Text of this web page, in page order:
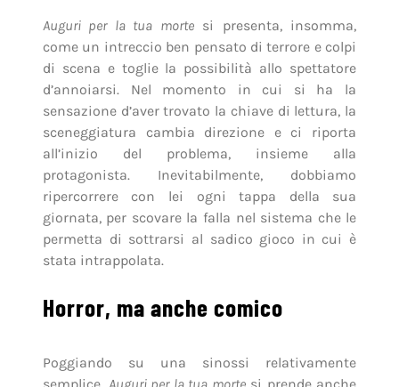
Auguri per la tua mortesi presenta, insomma,
come un intreccio ben pensato di terrore e colpi
di scena e toglie la possibilità allo spettatore
d’annoiarsi. Nel momento in cui si ha la
sensazione d’aver trovato la chiave di lettura, la
sceneggiatura cambia direzione e ci riporta
all’inizio del problema, insieme alla
protagonista. Inevitabilmente, dobbiamo
ripercorrere con lei ogni tappa della sua
giornata, per scovare la falla nel sistema che le
permetta di sottrarsi al sadico gioco in cui è
stata intrappolata.
Horror, ma anche comico
Poggiando su una sinossi relativamente